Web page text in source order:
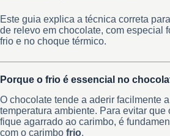
Este guia explica a técnica correta
de relevo em chocolate, com especial
frio e no choque térmico.
Porque o frio é essencial no
O chocolate tende a aderir facilmente
temperatura ambiente. Para evitar que
fique agarrado ao carimbo, é
com o carimbo frio.